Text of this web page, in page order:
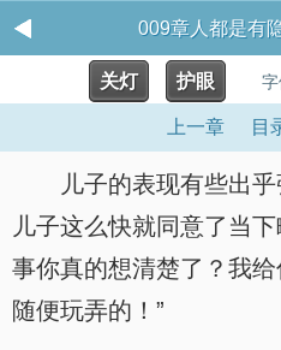
009章人都是有
关灯 护眼 字
上一章 目
儿子的表现有些出
儿子这么快就同意了当
事你真的想清楚了？我
随便玩弄的！”